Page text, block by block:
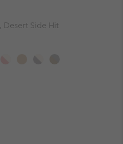
Desert Side Hit